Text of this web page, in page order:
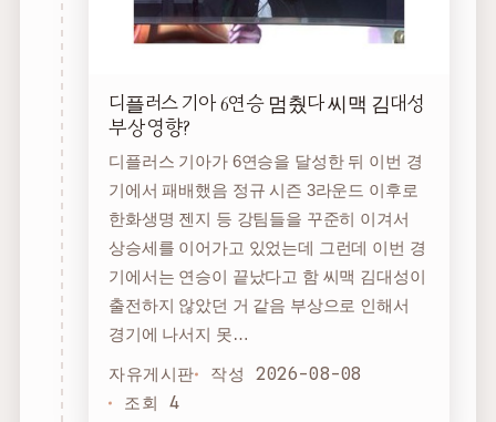
디플러스 기아 6연승 멈췄다 씨맥 김대성
부상 영향?
디플러스 기아가 6연승을 달성한 뒤 이번 경
기에서 패배했음 정규 시즌 3라운드 이후로
한화생명 젠지 등 강팀들을 꾸준히 이겨서
상승세를 이어가고 있었는데 그런데 이번 경
기에서는 연승이 끝났다고 함 씨맥 김대성이
출전하지 않았던 거 같음 부상으로 인해서
경기에 나서지 못…
자유게시판
작성 2026-08-08
조회 4